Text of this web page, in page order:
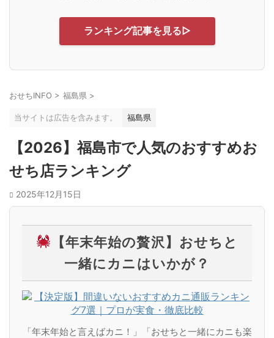
ランキング記事を見る▷
おせちINFO > 福島県 >
当サイトは広告を含みます。 福島県
【2026】福島市で人気のおすすめお
せち店ランキング
2025年12月15日
【年末年始の贅沢】おせちと
一緒にカニはいかが？
「年末年始と言えばカニ！」「おせちと一緒にカニも楽